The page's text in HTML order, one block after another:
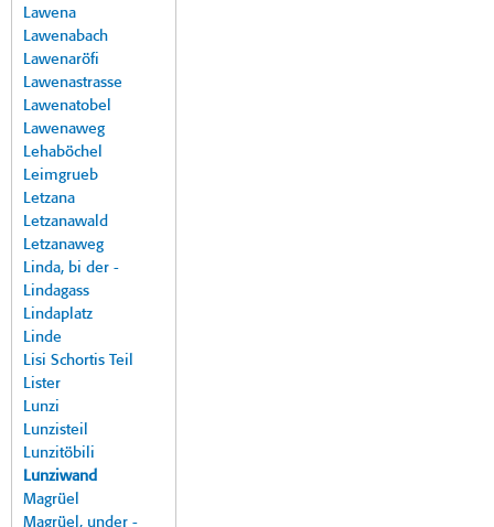
Lawena
Lawenabach
Lawenaröfi
Lawenastrasse
Lawenatobel
Lawenaweg
Lehaböchel
Leimgrueb
Letzana
Letzanawald
Letzanaweg
Linda, bi der -
Lindagass
Lindaplatz
Linde
Lisi Schortis Teil
Lister
Lunzi
Lunzisteil
Lunzitöbili
Lunziwand
Magrüel
Magrüel, under -